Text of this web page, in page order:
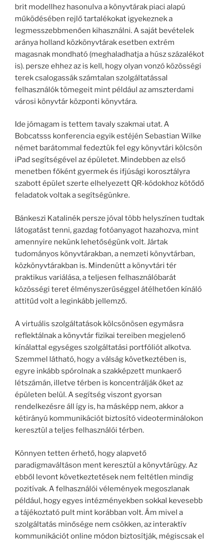
brit modellhez hasonulva a könyvtárak piaci alapú
működésében rejlő tartalékokat igyekeznek a
legmesszebbmenően kihasználni. A saját bevételek
aránya holland közkönyvtárak esetben extrém
magasnak mondható (meghaladhatja a húsz százalékot
is). persze ehhez az is kell, hogy olyan vonzó közösségi
terek csalogassák számtalan szolgáltatással
felhasználók tömegeit mint például az amszterdami
városi könyvtár központi könyvtára.
Ide jómagam is tettem tavaly szakmai utat. A
Bobcatsss konferencia egyik estéjén Sebastian Wilke
német barátommal fedeztük fel egy könyvtári kölcsön
iPad segítségével az épületet. Mindebben az első
menetben főként gyermek és ifjúsági korosztályra
szabott épület szerte elhelyezett QR-kódokhoz kötődő
feladatok voltak a segítségünkre.
Bánkeszi Katalinék persze jóval több helyszínen tudtak
látogatást tenni, gazdag fotóanyagot hazahozva, mint
amennyire nekünk lehetőségünk volt. Jártak
tudományos könyvtárakban, a nemzeti könyvtárban,
közkönyvtárakban is. Mindenütt a könyvtári tér
praktikus variálása, a teljesen felhasználóbarát
közösségi teret élményszerűséggel átélhetően kínáló
attitűd volt a leginkább jellemző.
A virtuális szolgáltatások kölcsönösen egymásra
reflektálnak a könyvtár fizikai tereiben megjelenő
kínálattal egységes szolgáltatási portfóliót alkotva.
Szemmel látható, hogy a válság következtében is,
egyre inkább spórolnak a szakképzett munkaerő
létszámán, illetve térben is koncentrálják őket az
épületen belül. A segítség viszont gyorsan
rendelkezésre áll így is, ha másképp nem, akkor a
kétirányú kommunikációt biztosító videoterminálokon
keresztül a teljes felhasználói térben.
Könnyen tetten érhető, hogy alapvető
paradigmaváltáson ment keresztül a könyvtárügy. Az
ebből levont következtetések nem feltétlen mindig
pozitívak. A felhasználói vélemények megoszlanak
például, hogy egyes intézményekben sokkal kevesebb
a tájékoztató pult mint korábban volt. Ám mivel a
szolgáltatás minősége nem csökken, az interaktív
kommunikációt online módon biztosítják, mégiscsak el